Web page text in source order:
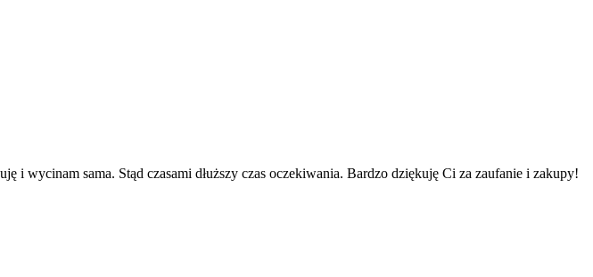
i wycinam sama. Stąd czasami dłuższy czas oczekiwania. Bardzo dziękuję Ci za zaufanie i zakupy!